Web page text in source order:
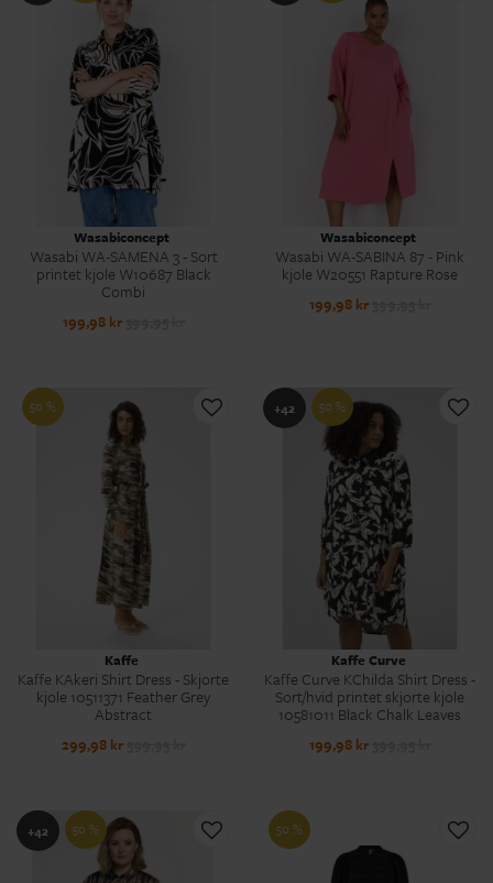
Wasabiconcept
Wasabi WA-SAMENA 3 - Sort
printet kjole W10687 Black
Combi
199,98 kr
Wasabiconcept
Wasabi WA-SABINA 87 - Pink
kjole W20551 Rapture Rose
199,98 kr
50 %
Kaffe
Kaffe KAkeri Shirt Dress - Skjorte
kjole 10511371 Feather Grey
Abstract
299,98 kr
+42 50 %
Kaffe Curve
Kaffe Curve KChilda Shirt Dress -
Sort/hvid printet skjorte kjole
10581011 Black Chalk Leaves
199,98 kr
+42 50 % 50 %